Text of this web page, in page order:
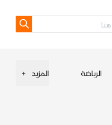
الرياضة المزيد +